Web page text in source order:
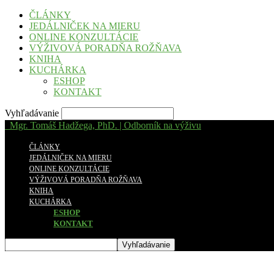
ČLÁNKY
JEDÁLNIČEK NA MIERU
ONLINE KONZULTÁCIE
VÝŽIVOVÁ PORADŇA ROŽŇAVA
KNIHA
KUCHÁRKA
ESHOP
KONTAKT
Vyhľadávanie
Mgr. Tomáš Hadžega, PhD. | Odborník na výživu
ČLÁNKY
JEDÁLNIČEK NA MIERU
ONLINE KONZULTÁCIE
VÝŽIVOVÁ PORADŇA ROŽŇAVA
KNIHA
KUCHÁRKA
ESHOP
KONTAKT